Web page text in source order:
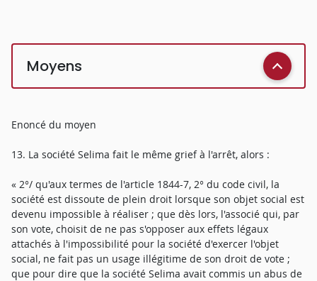
Moyens
Enoncé du moyen
13. La société Selima fait le même grief à l'arrêt, alors :
« 2°/ qu'aux termes de l'article 1844-7, 2° du code civil, la
société est dissoute de plein droit lorsque son objet social est
devenu impossible à réaliser ; que dès lors, l'associé qui, par
son vote, choisit de ne pas s'opposer aux effets légaux
attachés à l'impossibilité pour la société d'exercer l'objet
social, ne fait pas un usage illégitime de son droit de vote ;
que pour dire que la société Selima avait commis un abus de